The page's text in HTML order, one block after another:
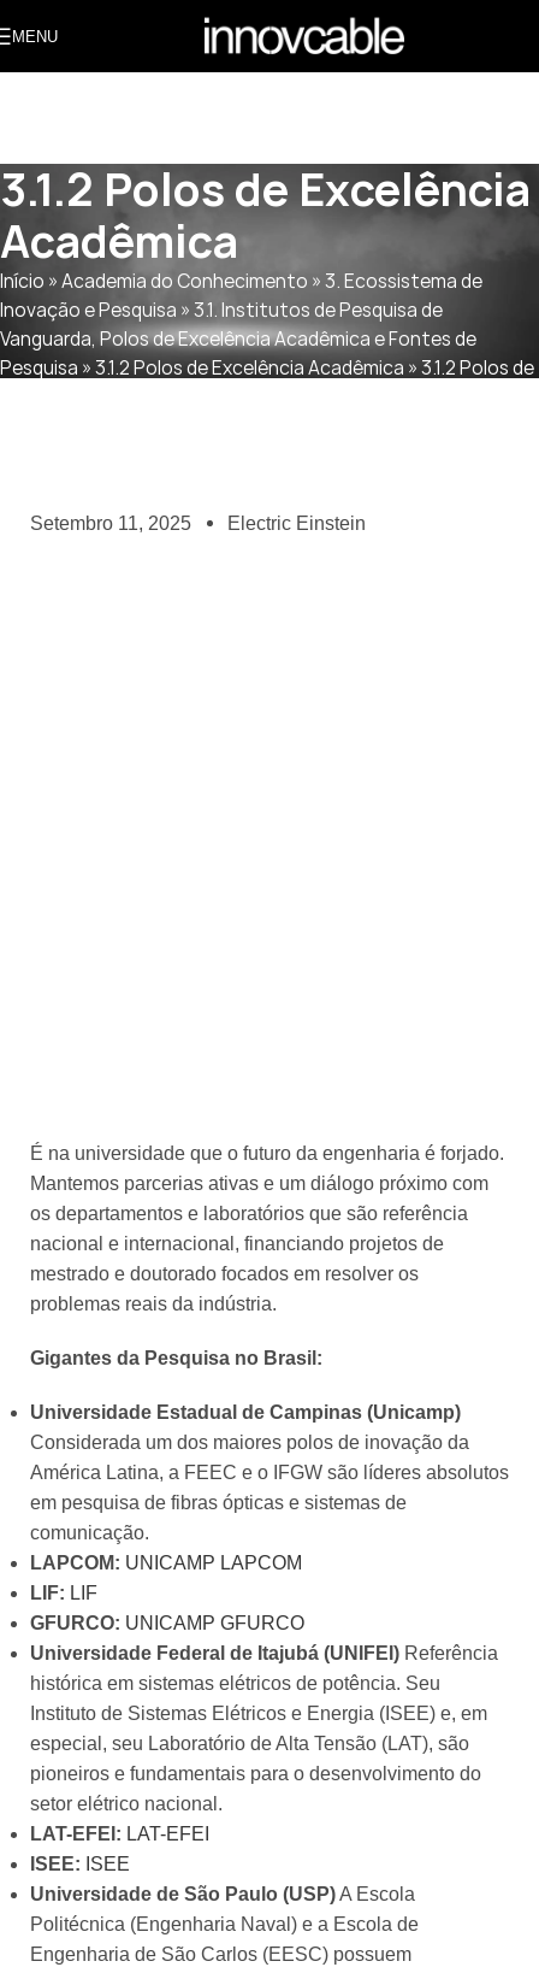
MENU
3.1.2 Polos de Excelência
Acadêmica
Início »Academia do Conhecimento »3. Ecossistema de
Inovação e Pesquisa »3.1. Institutos de Pesquisa de
Vanguarda, Polos de Excelência Acadêmica e Fontes de
Pesquisa »3.1.2 Polos de Excelência Acadêmica »3.1.2 Polos de
Setembro 11, 2025 Electric Einstein
É na universidade que o futuro da engenharia é forjado.
Mantemos parcerias ativas e um diálogo próximo com
os departamentos e laboratórios que são referência
nacional e internacional, financiando projetos de
mestrado e doutorado focados em resolver os
problemas reais da indústria.
Gigantes da Pesquisa no Brasil:
Universidade Estadual de Campinas (Unicamp)
Considerada um dos maiores polos de inovação da
América Latina, a FEEC e o IFGW são líderes absolutos
em pesquisa de fibras ópticas e sistemas de
comunicação.
LAPCOM: UNICAMP LAPCOM
LIF: LIF
GFURCO: UNICAMP GFURCO
Universidade Federal de Itajubá (UNIFEI) Referência
histórica em sistemas elétricos de potência. Seu
Instituto de Sistemas Elétricos e Energia (ISEE) e, em
especial, seu Laboratório de Alta Tensão (LAT), são
pioneiros e fundamentais para o desenvolvimento do
setor elétrico nacional.
LAT-EFEI: LAT-EFEI
ISEE: ISEE
Universidade de São Paulo (USP)A Escola
Politécnica (Engenharia Naval) e a Escola de
Engenharia de São Carlos (EESC) possuem